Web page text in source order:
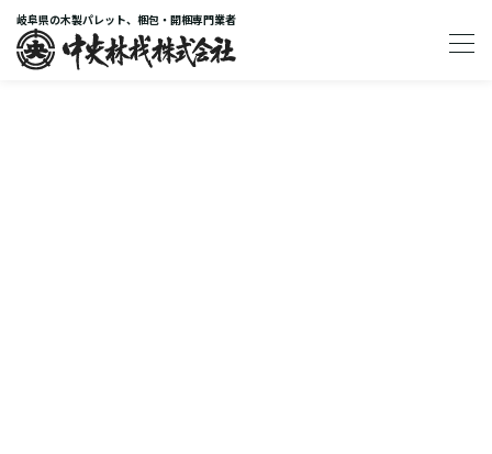
岐阜県の木製パレット、梱包・開梱専門業者